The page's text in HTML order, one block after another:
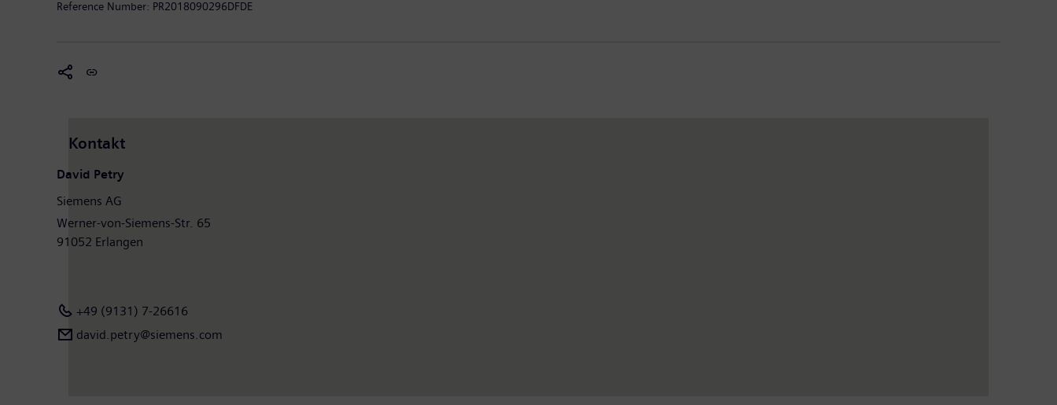
Reference Number: PR2018090296DFDE
Kontakt
David Petry
Siemens AG
Werner-von-Siemens-Str. 65
91052 Erlangen
+49 (9131) 7-26616
david.petry@siemens.com